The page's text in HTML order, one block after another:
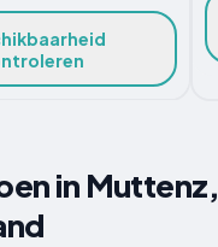
in Muttenz,